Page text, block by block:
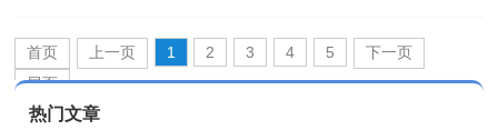
首页 上一页 1 2 3 4 5
下一页
尾页
热门文章